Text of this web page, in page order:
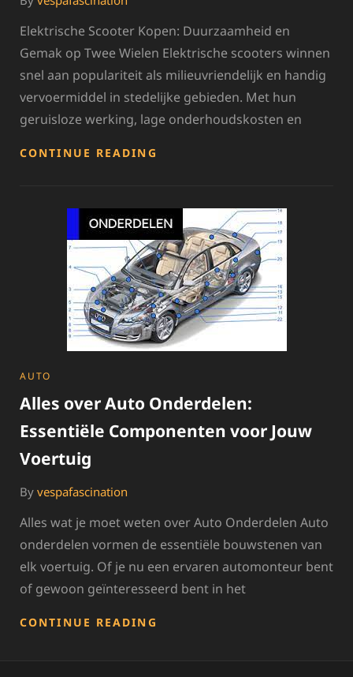
Elektrische Scooter Kopen: Duurzaamheid en
Gemak op Twee Wielen Elektrische scooters winnen
snel aan populariteit als milieuvriendelijk en handig
vervoermiddel in stedelijke gebieden. Met hun
geruisloze werking, lage onderhoudskosten en
CONTINUE READING
VAN
EEN
ELEKTRISCHE
SCOOTER:
DUURZAAM
EN
GEMAKKELIJK!
CATEGORIES
AUTO
Alles over Auto Onderdelen:
Essentiële Componenten voor Jouw
Voertuig
By vespafascination
Alles wat je moet weten over Auto Onderdelen Auto
onderdelen vormen de essentiële bouwstenen van
elk voertuig. Of je nu een ervaren automonteur bent
of gewoon geïnteresseerd bent in het
CONTINUE READING